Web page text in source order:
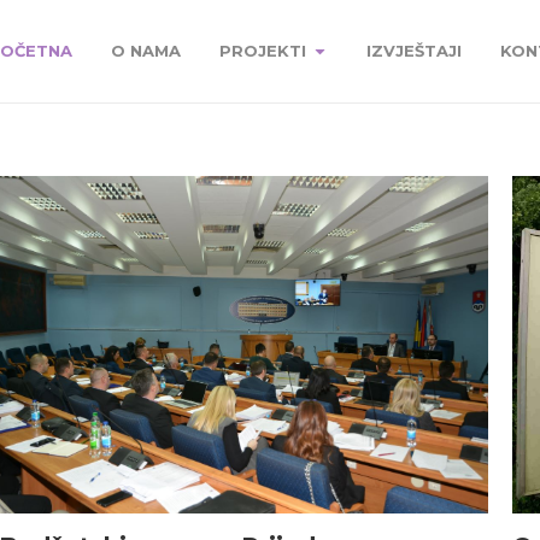
O NAMA PROJEKTI IZVJEŠTAJI